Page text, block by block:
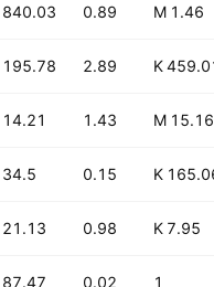
1.46 M
0.89
840.03 B
459.01
2.89
195.78 B
15.16 M
1.43
14.21 B
165.06
0.15
34.5 B
7.95 K
0.98
21.13 B
1
0.02
87.47 B